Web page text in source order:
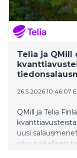
Telia ja
26.5.2026 10:46:07
QMill ja Telia
uusi
joko paikallisen